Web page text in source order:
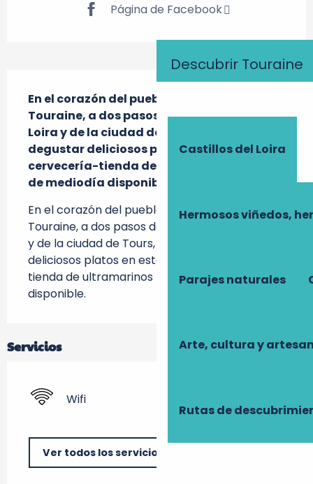
Descubrir Touraine
Castillos del Loira
Hermosos viñedos,
Parajes naturales
Arte, cultura y
Rutas de
Página de Facebook
En el corazón del pueblo de Rouziers-de-
Touraine, a dos pasos de los castillos del
Loira y de la ciudad de Tours, venga a
degustar deliciosos platos en este bar-
cervecería-tienda de ultramarinos Menú
de mediodía disponible.
En el corazón del pueblo de Rouziers-de-
Touraine, a dos pasos de los castillos del Loira
y de la ciudad de Tours, venga a degustar
deliciosos platos en este bar-cervecería-
tienda de ultramarinos Menú de mediodía
disponible.
Servicios
Wifi
Ver todos los servicios